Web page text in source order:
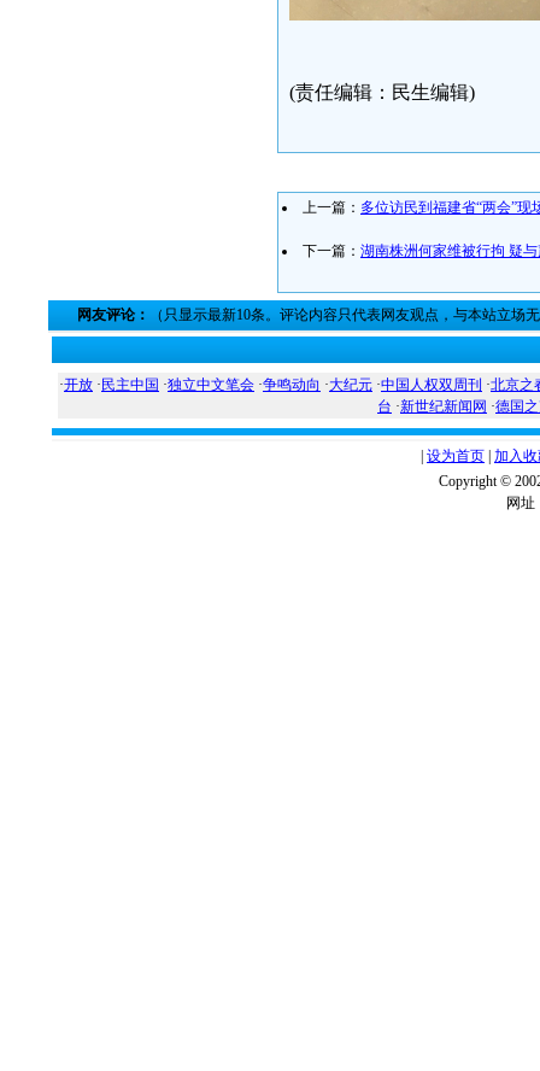
(责任编辑：民生编辑)
上一篇： 多位访民到福建省“两会”现
下一篇： 湖南株洲何家维被行拘 疑
网友评论： （只显示最新10条。评论内容只代表网友观点，与本站立场
·开放 · 民主中国 ·独立中文笔会 ·争鸣动向 ·大纪元 ·中国人权双周刊 ·北京之
台 ·新世纪新闻网 ·德国
设为首页 加入
Copyright ©
网址